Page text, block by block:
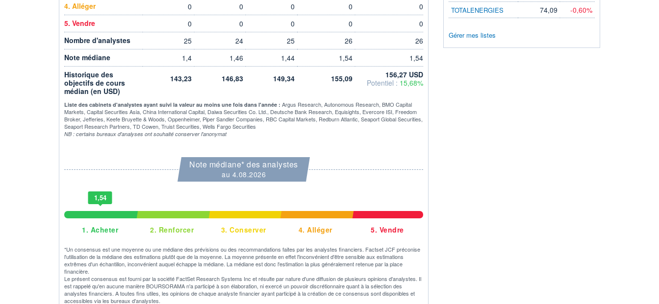
4. Alléger
0 0 0 0
0
5. Vendre
0 0 0 0
0
Nombre d'analystes
25 24 25 26
26
Note médiane
1,4 1,46 1,44 1,54
1,54
Historique des
objectifs de cours
médian (en USD)
143,23 146,83 149,34 155,09
156,27 USD
Potentiel : 15,68%
Liste des cabinets d'analystes ayant suivi la valeur au moins une fois dans l'année : Argus Research, Autonomous Research, BMO Capital
Markets, Capital Securities Asia, China International Capital, Daiwa Securities Co. Ltd., Deutsche Bank Research, Equisights, Evercore ISI, Freedom
Broker, Jefferies, Keefe Bruyette & Woods, Oppenheimer, Piper Sandler Companies, RBC Capital Markets, Redburn Atlantic, Seaport Global Securities,
Seaport Research Partners, TD Cowen, Truist Securities, Wells Fargo Securities
NB : certains bureaux d'analyses ont souhaité conserver l'anonymat
Note médiane* des analystes
au 4.08.2026
1,54
1. Acheter 2. Renforcer 3. Conserver 4. Alléger 5. Vendre
*Un consensus est une moyenne ou une médiane des prévisions ou des recommandations faites par les analystes financiers. Factset JCF préconise
l'utilisation de la médiane des estimations plutôt que de la moyenne. La moyenne présente en effet l'inconvénient d'être sensible aux estimations
extrêmes d'un échantillon, inconvénient auquel échappe la médiane. La médiane est donc l'estimation la plus généralement retenue par la place
financière.
Le présent consensus est fourni par la société FactSet Research Systems Inc et résulte par nature d'une diffusion de plusieurs opinions d'analystes. Il
est rappelé qu'en aucune manière BOURSORAMA n'a participé à son élaboration, ni exercé un pouvoir discrétionnaire quant à la sélection des
analystes financiers. A toutes fins utiles, les opinions de chaque analyste financier ayant participé à la création de ce consensus sont disponibles et
accessibles via les bureaux d'analystes.
TOTALENERGIES 74,09 -0,60%
Gérer mes listes